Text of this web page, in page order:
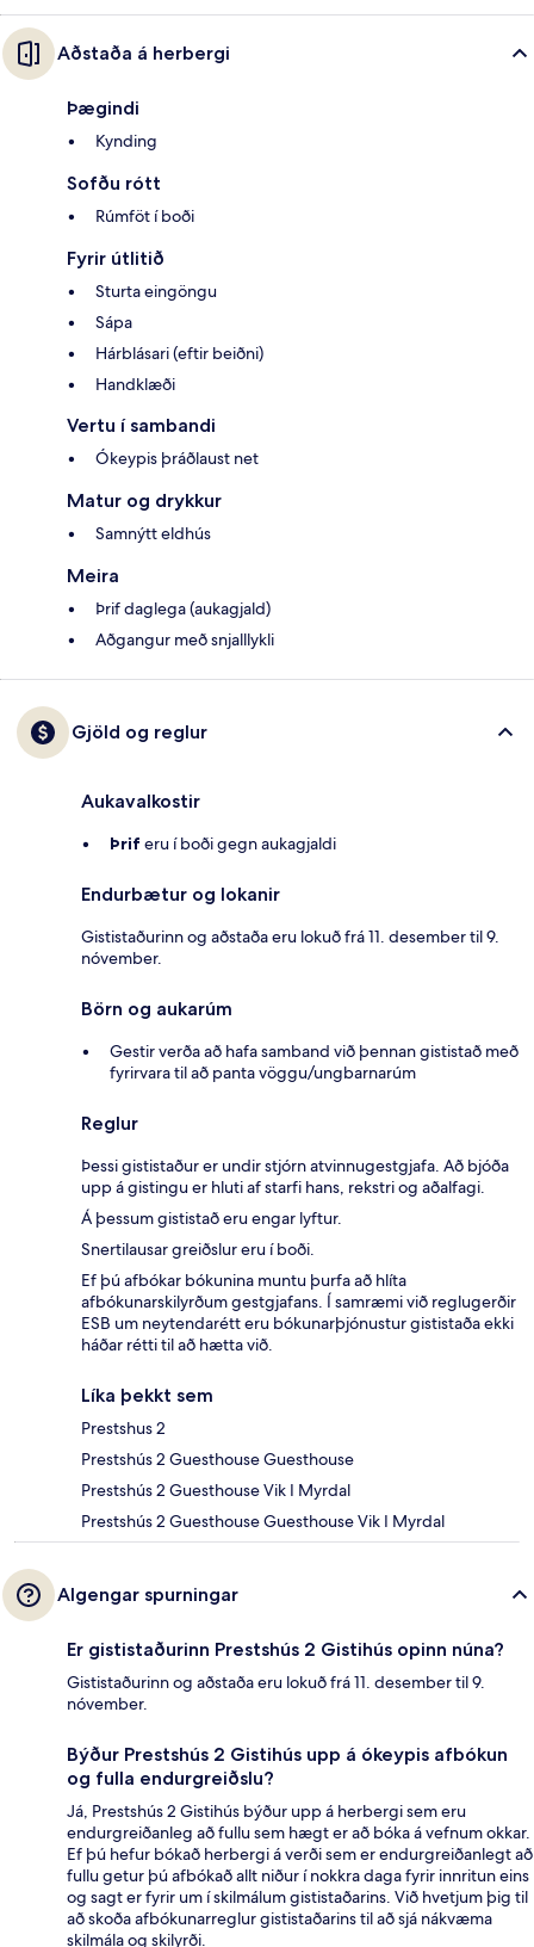
Aðstaða á herbergi
Þægindi
Kynding
Sofðu rótt
Rúmföt í boði
Fyrir útlitið
Sturta eingöngu
Sápa
Hárblásari (eftir beiðni)
Handklæði
Vertu í sambandi
Ókeypis þráðlaust net
Matur og drykkur
Samnýtt eldhús
Meira
Þrif daglega (aukagjald)
Aðgangur með snjalllykli
Gjöld og reglur
Aukavalkostir
Þrif eru í boði gegn aukagjaldi
Endurbætur og lokanir
Gististaðurinn og aðstaða eru lokuð frá 11. desember til 9.
nóvember.
Börn og aukarúm
Gestir verða að hafa samband við þennan gististað með
fyrirvara til að panta vöggu/ungbarnarúm
Reglur
Þessi gististaður er undir stjórn atvinnugestgjafa. Að bjóða
upp á gistingu er hluti af starfi hans, rekstri og aðalfagi.
Á þessum gististað eru engar lyftur.
Snertilausar greiðslur eru í boði.
Ef þú afbókar bókunina muntu þurfa að hlíta
afbókunarskilyrðum gestgjafans. Í samræmi við reglugerðir
ESB um neytendarétt eru bókunarþjónustur gististaða ekki
háðar rétti til að hætta við.
Líka þekkt sem
Prestshus 2
Prestshús 2 Guesthouse Guesthouse
Prestshús 2 Guesthouse Vik I Myrdal
Prestshús 2 Guesthouse Guesthouse Vik I Myrdal
Algengar spurningar
Er gististaðurinn Prestshús 2 Gistihús opinn núna?
Gististaðurinn og aðstaða eru lokuð frá 11. desember til 9.
nóvember.
Býður Prestshús 2 Gistihús upp á ókeypis afbókun
og fulla endurgreiðslu?
Já, Prestshús 2 Gistihús býður upp á herbergi sem eru
endurgreiðanleg að fullu sem hægt er að bóka á vefnum okkar.
Ef þú hefur bókað herbergi á verði sem er endurgreiðanlegt að
fullu getur þú afbókað allt niður í nokkra daga fyrir innritun eins
og sagt er fyrir um í skilmálum gististaðarins. Við hvetjum þig til
að skoða afbókunarreglur gististaðarins til að sjá nákvæma
skilmála og skilyrði.